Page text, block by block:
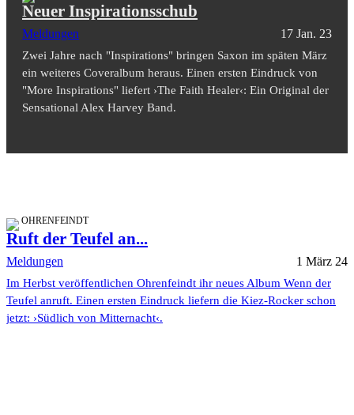
Neuer Inspirationsschub
Meldungen 17 Jan. 23
Zwei Jahre nach "Inspirations" bringen Saxon im späten März
ein weiteres Coveralbum heraus. Einen ersten Eindruck von
"More Inspirations" liefert ›The Faith Healer‹: Ein Original der
Sensational Alex Harvey Band.
OHRENFEINDT
Ruft der Teufel an...
Meldungen 1 März 24
Im Herbst veröffentlichen Ohrenfeindt ihr neues Album Wenn der
Teufel anruft. Einen ersten Eindruck liefern die Kiez-Rocker schon
jetzt: ›Südlich von Mitternacht‹.